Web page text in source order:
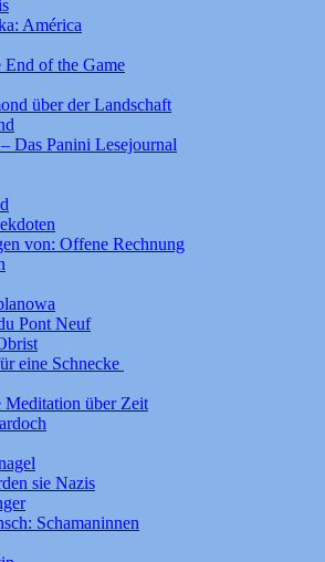
América
End of the Game
über der Landschaft
Das Panini Lesejournal
von: Offene Rechnung
Pont Neuf
eine Schnecke
Meditation über Zeit
sie Nazis
Schamaninnen